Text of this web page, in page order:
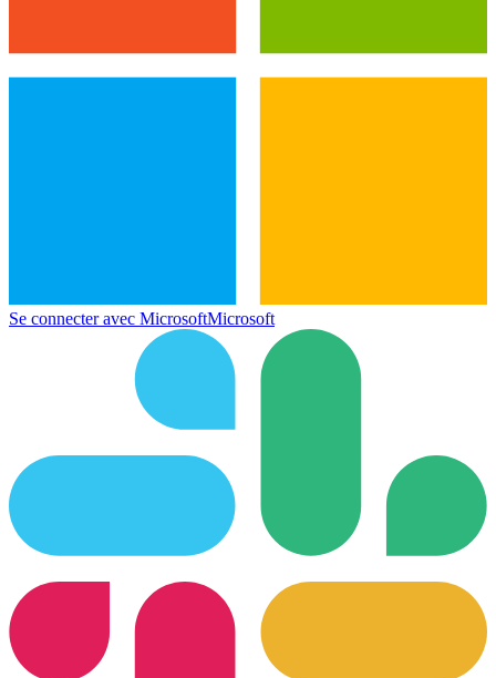
Se connecter avec MicrosoftMicrosoft